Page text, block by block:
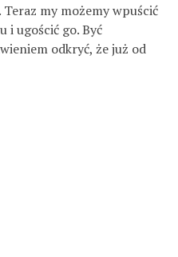
Teraz my możemy wpuścić
i ugościć go. Być
odkryć, że już od